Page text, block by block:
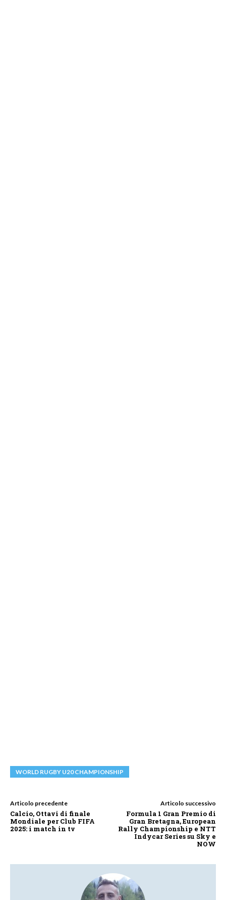
WORLD RUGBY U20 CHAMPIONSHIP
Articolo precedente
Calcio, Ottavi di finale
Mondiale per Club FIFA
2025: i match in tv
Articolo successivo
Formula 1 Gran Premio di
Gran Bretagna, European
Rally Championship e NTT
Indycar Series su Sky e
NOW